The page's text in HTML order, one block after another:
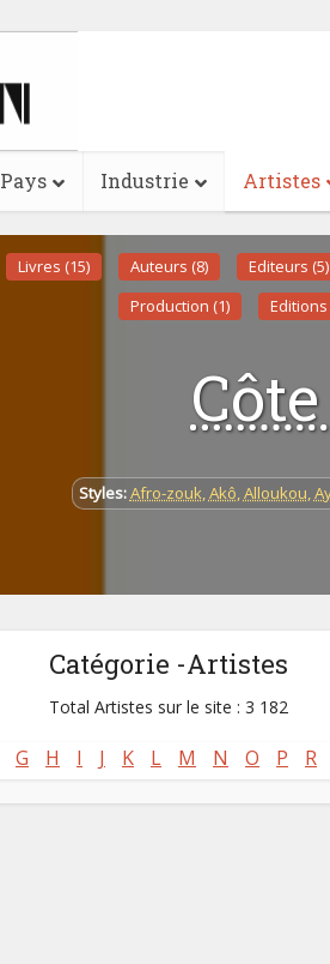
Pays Industrie Artistes
Livres (15) Auteurs (8) Editeurs (5)
Production (1)
Editions
Styles:Afro-zouk,Akô,Alloukou,
Catégorie -Artistes
Total Artistes sur le site : 3 182
G H I J K L M N O P R